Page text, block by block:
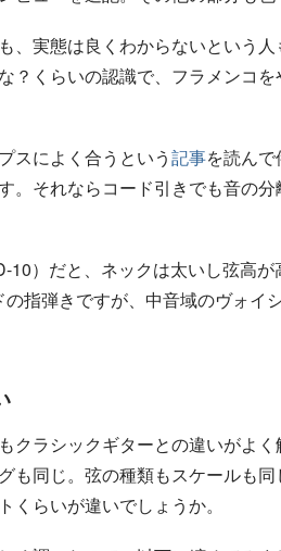
、実態は良くわからないという
？くらいの認識で、フラメンコ
スによく合うという記事を読んで
。それならコード引きでも音の
）だと、ネックは太いし弦高
指弾きですが、中音域のヴォイ
クラシックギターとの違いがよ
も同じ。弦の種類もスケールも
らいが違いでしょうか。